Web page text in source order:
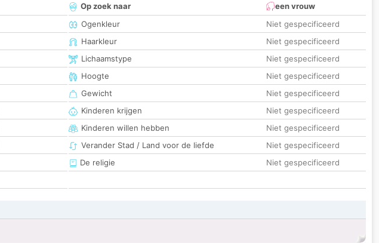
Op zoek naar
een vrouw
Ogenkleur
Niet gespecificeerd
Haarkleur
Niet gespecificeerd
Lichaamstype
Niet gespecificeerd
Hoogte
Niet gespecificeerd
Gewicht
Niet gespecificeerd
Kinderen krijgen
Niet gespecificeerd
Kinderen willen hebben
Niet gespecificeerd
Verander Stad / Land voor de liefde
Niet gespecificeerd
De religie
Niet gespecificeerd